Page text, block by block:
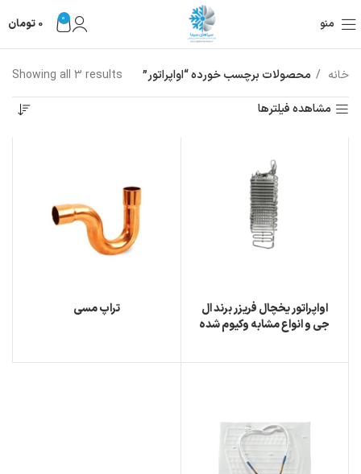
منو 0
0 تومان
خانه محصولات برچسب خورده “اواپراتور”
Showing all 3 results
مشاهده فیلترها
اواپراتور یخچال فریزر برند ال
جی و انواع مشابه وکیوم شده
تراپ مسی